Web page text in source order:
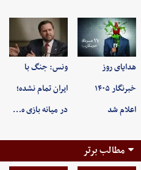
هدایای روز
خبرنگار ۱۴۰۵
اعلام شد
ونس: جنگ با
ایران تمام نشده؛
در میانه بازی ه…
مطالب برتر